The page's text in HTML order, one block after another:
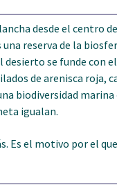
desde el centro
reserva de la
desierto se funde con
de arenisca roja,
biodiversidad marina
igualan.
Es el motivo por el